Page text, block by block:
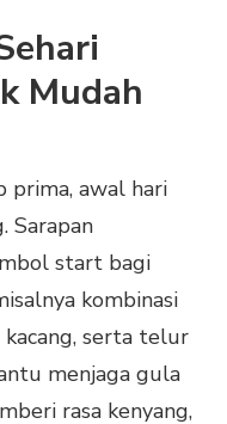
Mudah
prima, awal hari
Sarapan
start bagi
kombinasi
serta telur
menjaga gula
rasa kenyang,